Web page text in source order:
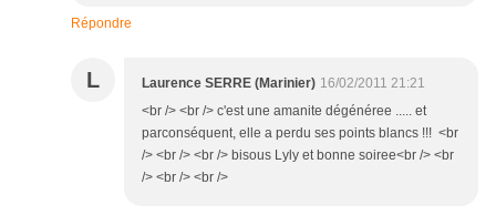
Répondre
L Laurence SERRE (Marinier) 16/02/2011 21:21
<br /> <br /> c'est une amanite dégénéree ..... et
parconséquent, elle a perdu ses points blancs !!! <br
/> <br /> <br /> bisous Lyly et bonne soiree<br /> <br
/> <br /> <br />